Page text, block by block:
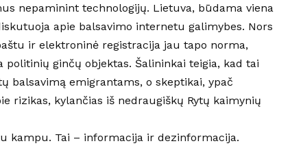
nepaminint technologijų. Lietuva, būdama viena
apie balsavimo internetu galimybes. Nors
ir elektroninė registracija jau tapo norma,
ginčų objektas. Šalininkai teigia, kad tai
balsavimą emigrantams, o skeptikai, ypač
rizikas, kylančias iš nedraugiškų Rytų kaimynių
kampu. Tai – informacija ir dezinformacija.